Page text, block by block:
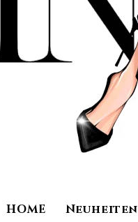
HOME Neuheiten